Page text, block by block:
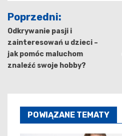
Nawigacja
wpisu
Poprzedni:
Odkrywanie pasji i
zainteresowań u dzieci –
jak pomóc maluchom
znaleźć swoje hobby?
POWIĄZANE TEMATY